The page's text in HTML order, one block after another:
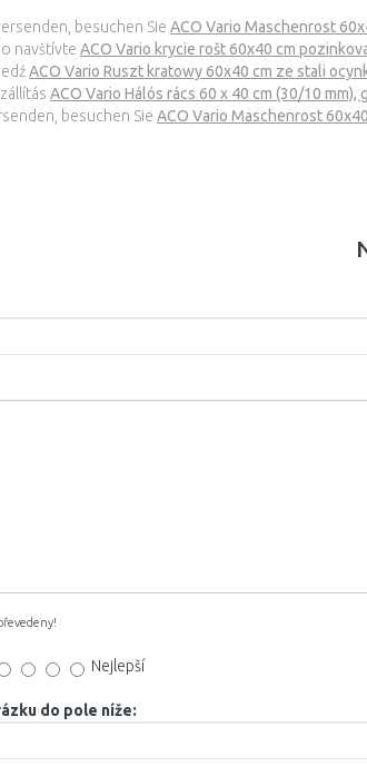
besuchen Sie ACO Vario Maschenrost
navštívte ACO Vario krycie rošt 60x40 cm
ACO Vario Ruszt kratowy 60x40 cm ze stali
ACO Vario Hálós rács 60 x 40 cm (30/10
besuchen Sie ACO Vario Maschenrost
Nejlepší
do pole níže: